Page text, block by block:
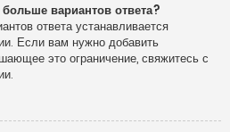
вариантов ответа?
ответа устанавливается
Если вам нужно добавить
это ограничение, свяжитесь с